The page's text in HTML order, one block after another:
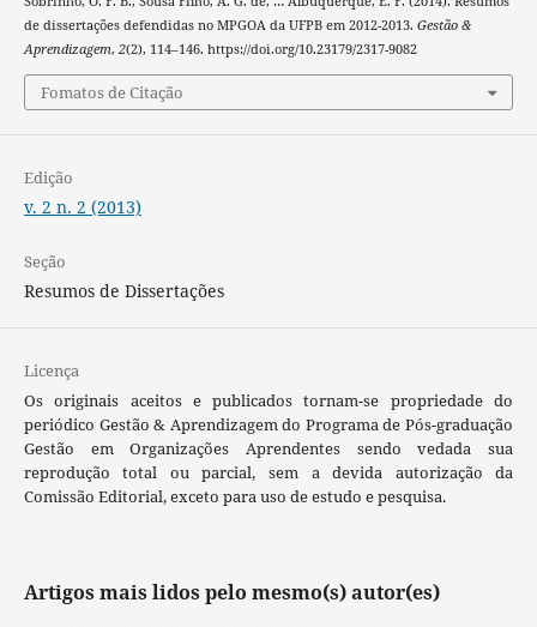
de dissertações defendidas no MPGOA da UFPB em 2012-2013. Gestão &
Aprendizagem, 2(2), 114–146. https://doi.org/10.23179/2317-9082
Fomatos de Citação
Edição
v. 2 n. 2 (2013)
Seção
Resumos de Dissertações
Licença
Os originais aceitos e publicados tornam-se propriedade do
periódico Gestão & Aprendizagem do Programa de Pós-graduação
Gestão em Organizações Aprendentes sendo vedada sua
reprodução total ou parcial, sem a devida autorização da
Comissão Editorial, exceto para uso de estudo e pesquisa.
Artigos mais lidos pelo mesmo(s) autor(es)